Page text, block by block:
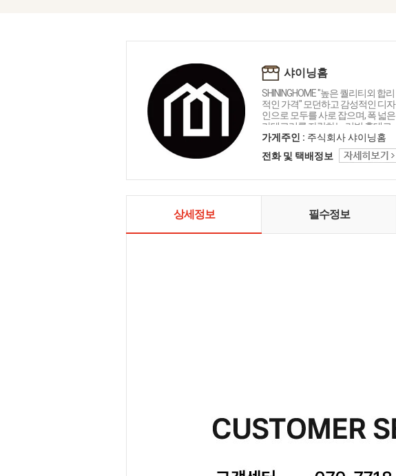
샤이닝홈
SHININGHOME "높은 퀄리티외 합리
적인 가격" 모던하고 감성적인 디자
인으로 모두를 사로 잡으며, 폭 넓은
카테고리를 자랑하는 리빙 홈데코
인테리어 샤이닝홈입니다.
가게주인 : 주식회사 샤이닝홈
전화 및 택배정보
상세정보 필수정보